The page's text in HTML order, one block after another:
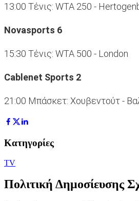
13:00 Τένις: WTA 250 -
Novasports 6
15:30 Τένις: WTA 500 - London
Cablenet Sports 2
21:00 Μπάσκετ: Χουβεντούτ -
Κατηγορίες
TV
Πολιτική Δημοσίευσης